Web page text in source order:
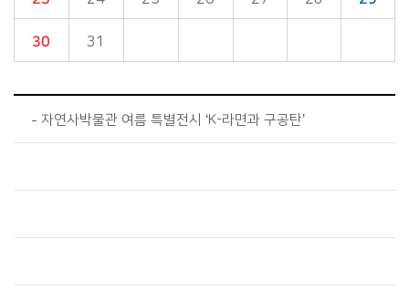
30 31
자연사박물관 여름 특별전시 ‘K-라면과 구공탄’